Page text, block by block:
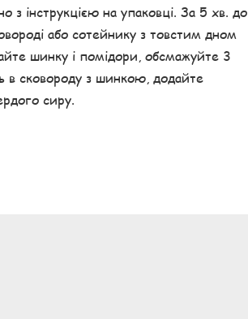
з інструкцією на упаковці. За 5 хв. до
або сотейнику з товстим дном
шинку і помідори, обсмажуйте 3
в сковороду з шинкою, додайте
сиру.